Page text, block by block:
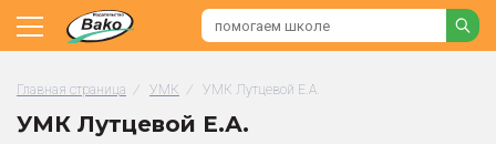
Главная страница / УМК / УМК Лутцевой Е.А.
УМК Лутцевой Е.А.